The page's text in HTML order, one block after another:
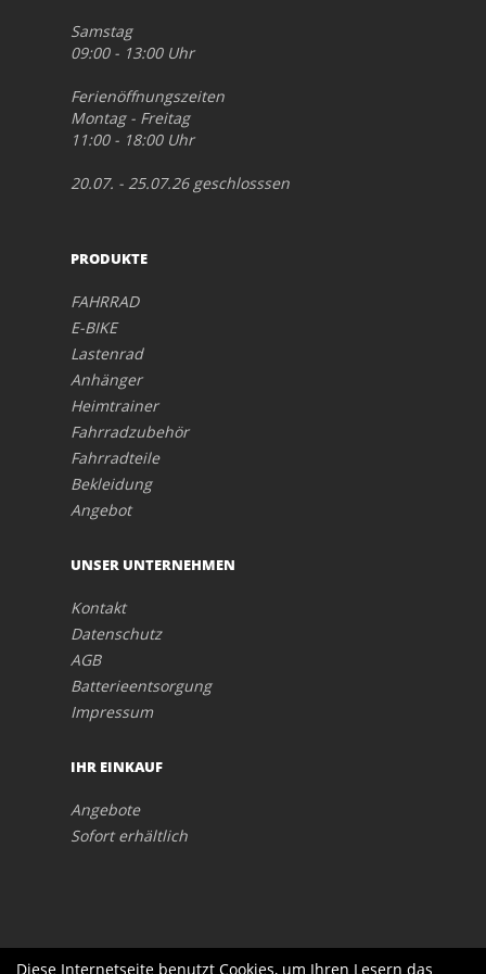
Samstag
09:00 - 13:00 Uhr
Ferienöffnungszeiten
Montag - Freitag
11:00 - 18:00 Uhr
20.07. - 25.07.26 geschlosssen
PRODUKTE
FAHRRAD
E-BIKE
Lastenrad
Anhänger
Heimtrainer
Fahrradzubehör
Fahrradteile
Bekleidung
Angebot
UNSER UNTERNEHMEN
Kontakt
Datenschutz
AGB
Batterieentsorgung
Impressum
IHR EINKAUF
Angebote
Sofort erhältlich
Diese Internetseite benutzt Cookies, um Ihren Lesern das